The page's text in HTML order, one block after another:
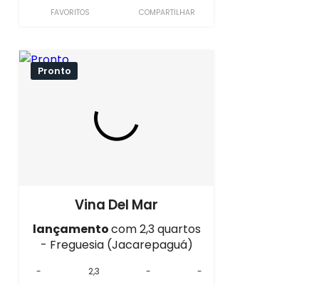
FAVORITOS COMPARTILHAR
Pronto
Vina Del Mar
lançamentocom 2,3 quartos
- Freguesia (Jacarepaguá)
- 2,3 - -